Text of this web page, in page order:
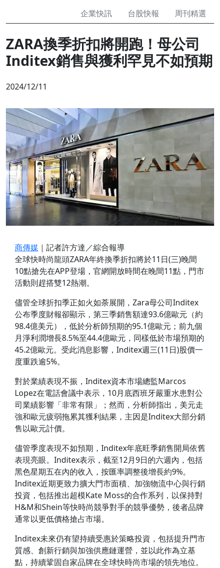
企業快訊
台股快報 周刊精選
ZARA換季折扣將開跑！母公司
Inditex銷售與獲利罕見不如預期
2024/12/11
商傳媒｜記者許方達／綜合報導
全球快時尚龍頭ZARA年終換季折扣將於11日(三)晚間
10點搶先在APP登場，官網開放時間在晚間11點，門市
活動則趕搭雙12熱潮。
儘管全球折扣季正如火如荼展開，Zara母公司Inditex
公布季度財報卻顯示，第三季銷售額達93.6億歐元（約
98.4億美元），低於分析師預期的95.1億歐元；前九個
月淨利潤增長8.5%至44.4億歐元，同樣低於市場預期的
45.2億歐元。受此消息影響，Inditex週三(11日)股價一
度重跌逾5%。
對於業績表現不振，Inditex資本市場總監Marcos
Lopez在電話會議中表示，10月底西班牙嚴重水患對公
司業績影響「非常有限」；然而，分析師指出，美元走
強和歐元疲弱拖累其獲利結果，主因是Inditex大部分銷
售以歐元計價。
儘管季度表現不如預期，Inditex年底旺季銷售開局依舊
表現亮眼。Inditex表示，截至12月9日的六週內，包括
黑色星期五在內的收入，按匯率調整後增長約9%。
Inditex近期更致力擴大門市面積、加強物流中心與行銷
投資，包括推出超模Kate Moss的合作系列，以保持對
H&M和Shein等快時尚競爭對手的競爭優勢，後者品牌
通常以更低價格搶占市場。
Inditex未來仍有望持續受惠於策略投資，包括提升門市
質感、創新行銷與加強供應鏈運營，並以此作為立基
點，持續鞏固自家品牌在全球快時尚市場的領先地位。